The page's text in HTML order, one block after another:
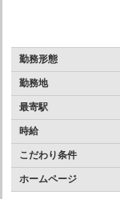
勤務形態
勤務地
最寄駅
時給
こだわり条件
ホームページ